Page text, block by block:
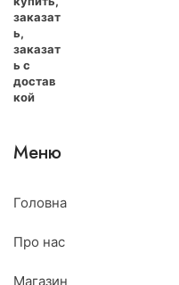
Меню
Головна
Про нас
Магазин